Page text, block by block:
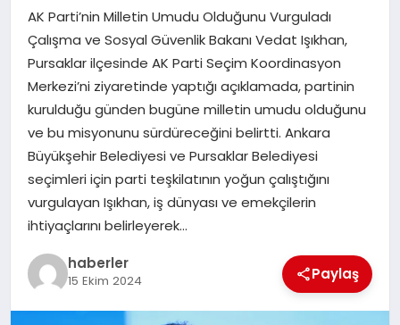
EKONOMI
MAGAZIN
EĞITIM
AK Parti’nin Milletin Umudu Olduğunu Vurguladı
Çalışma ve Sosyal Güvenlik Bakanı Vedat Işıkhan,
Pursaklar ilçesinde AK Parti Seçim Koordinasyon
Merkezi’ni ziyaretinde yaptığı açıklamada, partinin
kurulduğu günden bugüne milletin umudu olduğunu
ve bu misyonunu sürdüreceğini belirtti. Ankara
Büyükşehir Belediyesi ve Pursaklar Belediyesi
seçimleri için parti teşkilatının yoğun çalıştığını
vurgulayan Işıkhan, iş dünyası ve emekçilerin
ihtiyaçlarını belirleyerek…
haberler
15 Ekim 2024 Paylaş